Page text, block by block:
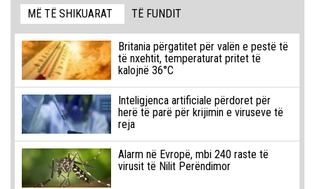
MË TË SHIKUARAT TË FUNDIT
Britania përgatitet për valën e pestë të
të nxehtit, temperaturat pritet të
kalojnë 36°C
Inteligjenca artificiale përdoret për
herë të parë për krijimin e viruseve të
reja
Alarm në Evropë, mbi 240 raste të
virusit të Nilit Perëndimor